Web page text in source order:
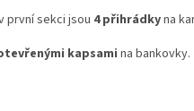
první sekci jsou 4 přihrádkyna
kapsami na bankovky.